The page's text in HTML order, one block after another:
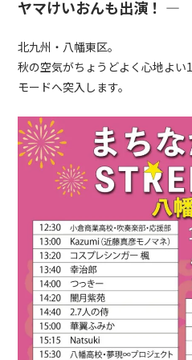
ヤマけいおんも出演！ ―
北九州・八幡東区。
秋の空気がちょうどよく心地よ
モードへ突入します。